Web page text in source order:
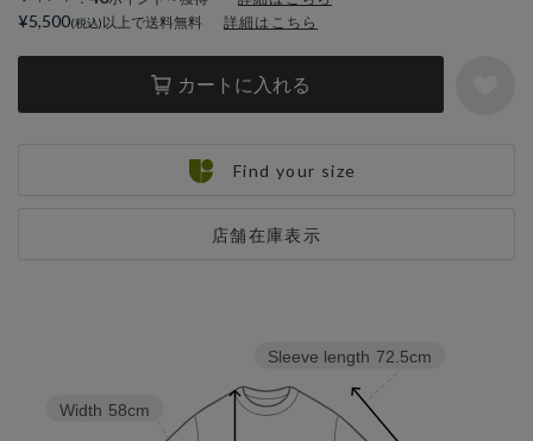
カートに入れる
店舗在庫表示
¥5,500 以上で送料無料 詳細はこちら
Find your size
Sleeve length 72.5cm
Width 58cm